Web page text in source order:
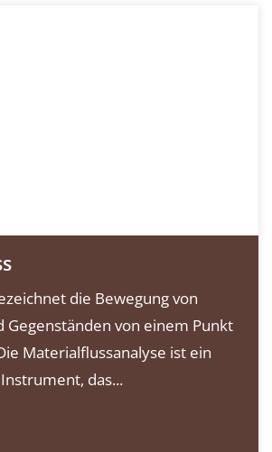
die Bewegung von
Gegenständen von einem Punkt
Materialflussanalyse ist ein
das...